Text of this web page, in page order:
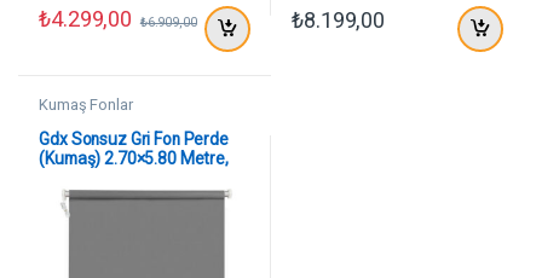
₺4.299,00 ₺6.909,00 ₺8.199,00
Kumaş Fonlar
Gdx Sonsuz Gri Fon Perde
(Kumaş) 2.70×5.80 Metre,